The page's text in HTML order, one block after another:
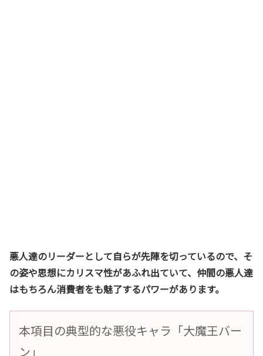
悪人達のリーダーとして自らが先陣を切っているので、そ
の姿や思想にカリスマ性があふれ出ていて、仲間の悪人達
はもちろん消費者をも魅了するパワーがあります。
本項目の典型的な悪役キャラ「大魔王バー
ン」